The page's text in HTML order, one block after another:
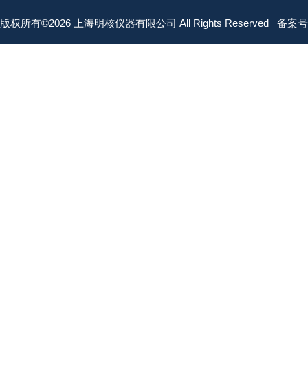
版权所有©2026 上海明核仪器有限公司 All Rights Reserved 备案